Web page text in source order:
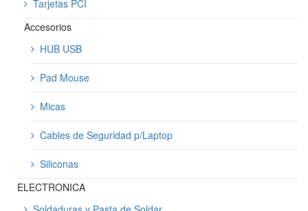
Tarjetas PCI
Accesorios
HUB USB
Pad Mouse
Micas
Cables de Seguridad p/Laptop
Siliconas
ELECTRONICA